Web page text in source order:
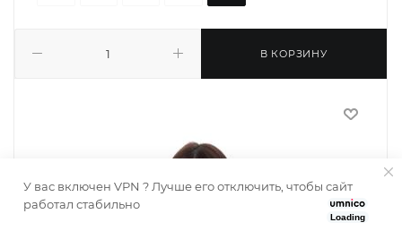
В КОРЗИНУ
Loading
У вас включен VPN ? Лучше его отключить, чтобы сайт
работал стабильно